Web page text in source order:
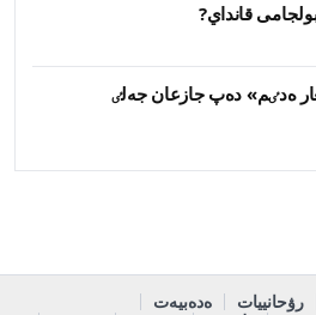
تىعار ەدٸم» دەپ جازعان جەلٸ
رۋحانييات
ەدەبيەت